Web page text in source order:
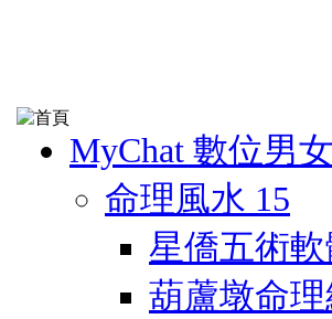
MyChat 數位男女
命理風水 15
星僑五術軟
葫蘆墩命理